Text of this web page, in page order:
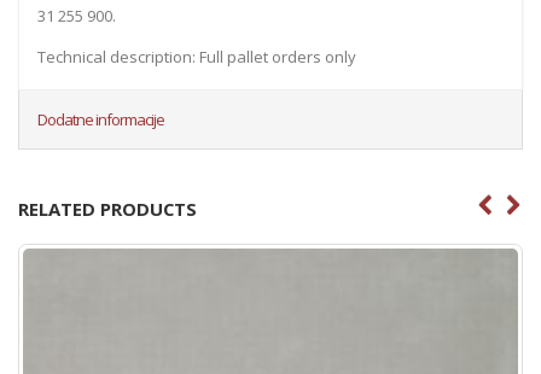
31 255 900.
Technical description: Full pallet orders only
Dodatne informacije
RELATED PRODUCTS